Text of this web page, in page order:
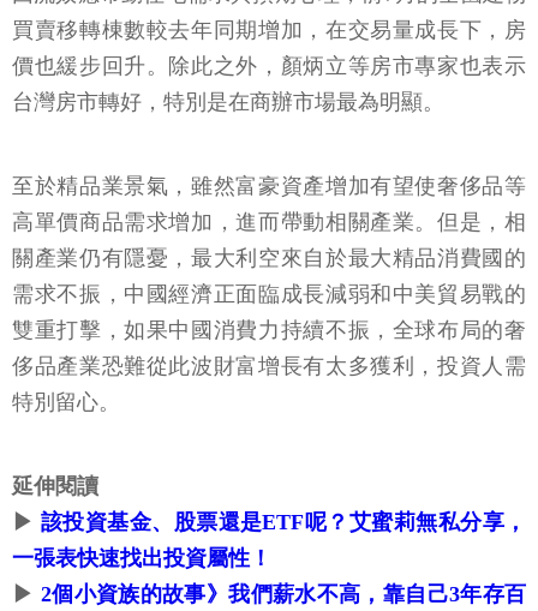
買賣移轉棟數較去年同期增加，在交易量成長下，房
價也緩步回升。除此之外，顏炳立等房市專家也表示
台灣房市轉好，特別是在商辦市場最為明顯。
至於精品業景氣，雖然富豪資產增加有望使奢侈品等
高單價商品需求增加，進而帶動相關產業。但是，相
關產業仍有隱憂，最大利空來自於最大精品消費國的
需求不振，中國經濟正面臨成長減弱和中美貿易戰的
雙重打擊，如果中國消費力持續不振，全球布局的奢
侈品產業恐難從此波財富增長有太多獲利，投資人需
特別留心。
延伸閱讀
▶ 該投資基金、股票還是ETF呢？艾蜜莉無私分享，
一張表快速找出投資屬性！
▶ 2個小資族的故事》我們薪水不高，靠自己3年存百